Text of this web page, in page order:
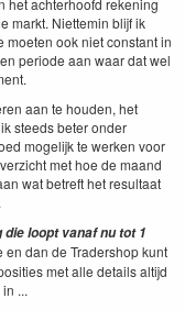
markt. Niettemin blijf ik
moeten ook niet constant in
periode aan waar dat wel
aan te houden, het
steeds beter onder
mogelijk te werken voor
met hoe de maand
wat betreft het resultaat
die loopt vanaf nu tot 1
en dan de Tradershop kunt
met alle details altijd
...